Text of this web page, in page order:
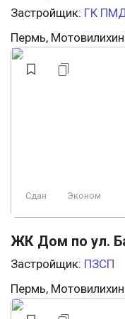
Застройщик: ГК
Пермь,
Сдан Эконом
ЖК Дом по ул.
Застройщик: ПЗСП
Пермь,